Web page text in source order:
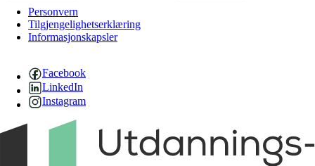
Personvern
Tilgjengelighetserklæring
Informasjonskapsler
Facebook
LinkedIn
Instagram